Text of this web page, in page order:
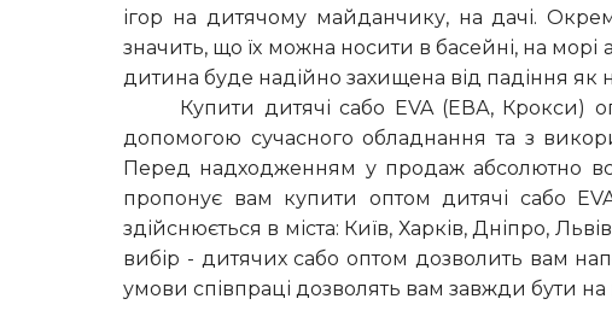
ігор на дитячому майданчику, на дачі.
значить, що їх можна носити в басейні, на морі
дитина буде надійно захищена від падіння як
Купити дитячі сабо EVA (ЕВА, Крокси)
допомогою сучасного обладнання та з
Перед надходженням у продаж абсолютно
пропонує вам купити оптом дитячі сабо
здійснюється в міста: Київ, Харків, Дніпро,
вибір - дитячих сабо оптом дозволить вам
умови співпраці дозволять вам завжди бути на